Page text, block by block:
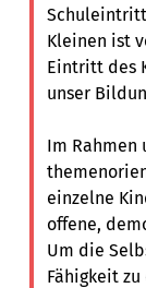
Kleinen ist
Eintritt des
unser
Im Rahmen
einzelne
offene,
Um die
Fähigkeit